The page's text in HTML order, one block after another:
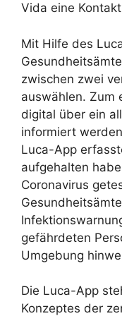
Vida eine
Mit Hilfe des
zwischen zwei
auswählen. Zum
digital über ein
informiert
Luca-App
aufgehalten
Coronavirus
gefährdeten
Umgebung
Die Luca-App
Konzeptes der